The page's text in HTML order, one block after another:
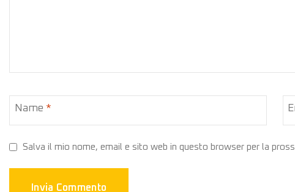
Name *
Salva il mio nome, email e sito web in questo browser per la